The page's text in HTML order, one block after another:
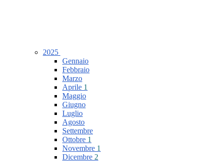
2025
Gennaio
Febbraio
Marzo
Aprile 1
Maggio
Giugno
Luglio
Agosto
Settembre
Ottobre 1
Novembre 1
Dicembre 2